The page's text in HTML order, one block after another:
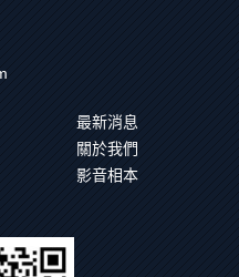
最新消息
關於我們
影音相本